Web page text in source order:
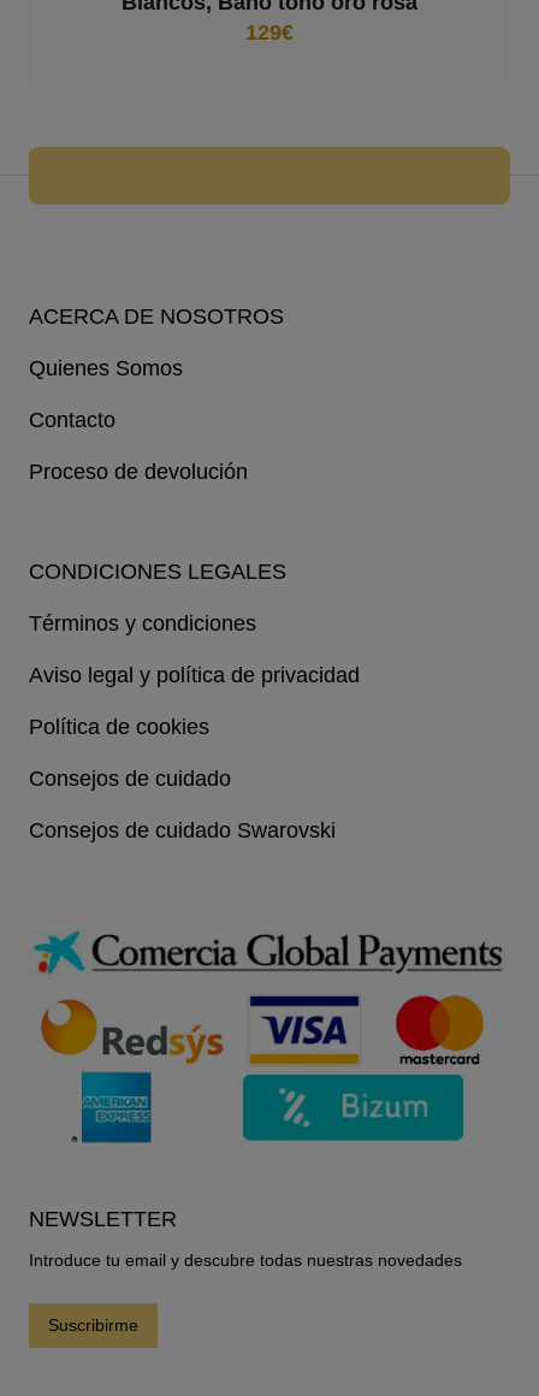
129€
ACERCA DE NOSOTROS
Quienes Somos
Contacto
Proceso de devolución
CONDICIONES LEGALES
Términos y condiciones
Aviso legal y política de privacidad
Política de cookies
Consejos de cuidado
Consejos de cuidado Swarovski
NEWSLETTER
Introduce tu email y descubre todas nuestras novedades
Suscribirme